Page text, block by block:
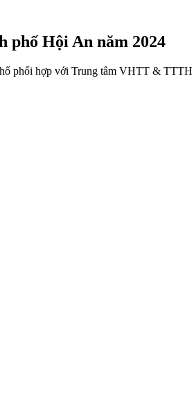
phố Hội An năm 2024
hợp với Trung tâm VHTT & TTTH